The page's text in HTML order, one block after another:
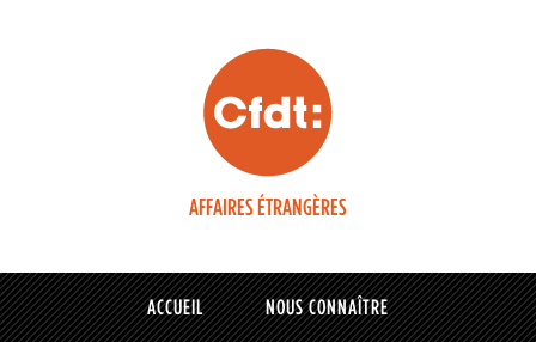
AFFAIRES ÉTRANGÈRES
ACCUEIL NOUS CONNAÎTRE